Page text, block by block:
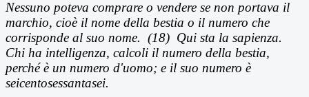
Nessuno poteva comprare o vendere se non portava il
marchio, cioè il nome della bestia o il numero che
corrisponde al suo nome. (18) Qui sta la sapienza.
Chi ha intelligenza, calcoli il numero della bestia,
perché è un numero d'uomo; e il suo numero è
seicentosessantasei.